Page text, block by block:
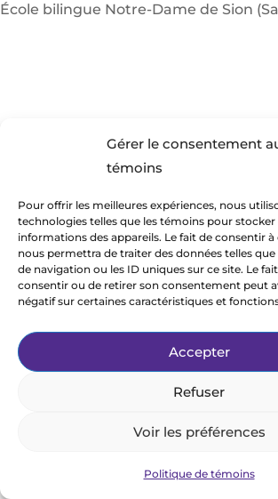
Gérer le consentement
témoins
Pour offrir les meilleures expériences, nous
technologies telles que les témoins pour
informations des appareils. Le fait de consentir
nous permettra de traiter des données telles
de navigation ou les ID uniques sur ce site. Le
consentir ou de retirer son consentement peut
négatif sur certaines caractéristiques et
Accepter
Refuser
Voir les préférences
Politique de témoins
École bilingue Notre-Dame de Sion